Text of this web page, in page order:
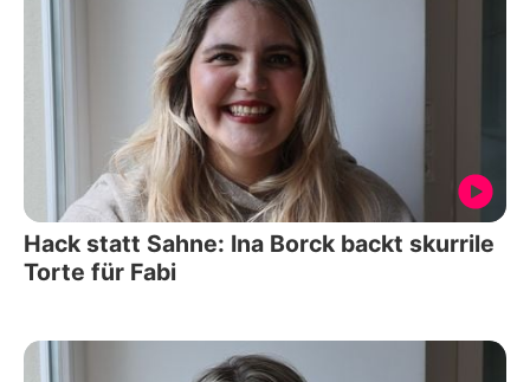
Hack statt Sahne: Ina Borck backt skurrile
Torte für Fabi